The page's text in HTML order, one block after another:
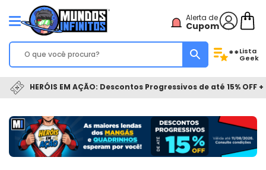
Alerta de
Cupom
**Lista
Geek
HERÓIS EM AÇÃO: Descontos Progressivos de até 15% OFF